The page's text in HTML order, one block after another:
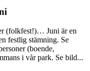
(folkfest!)… Juni är en
festlig stämning. Se
(boende,
i vår park. Se bild...